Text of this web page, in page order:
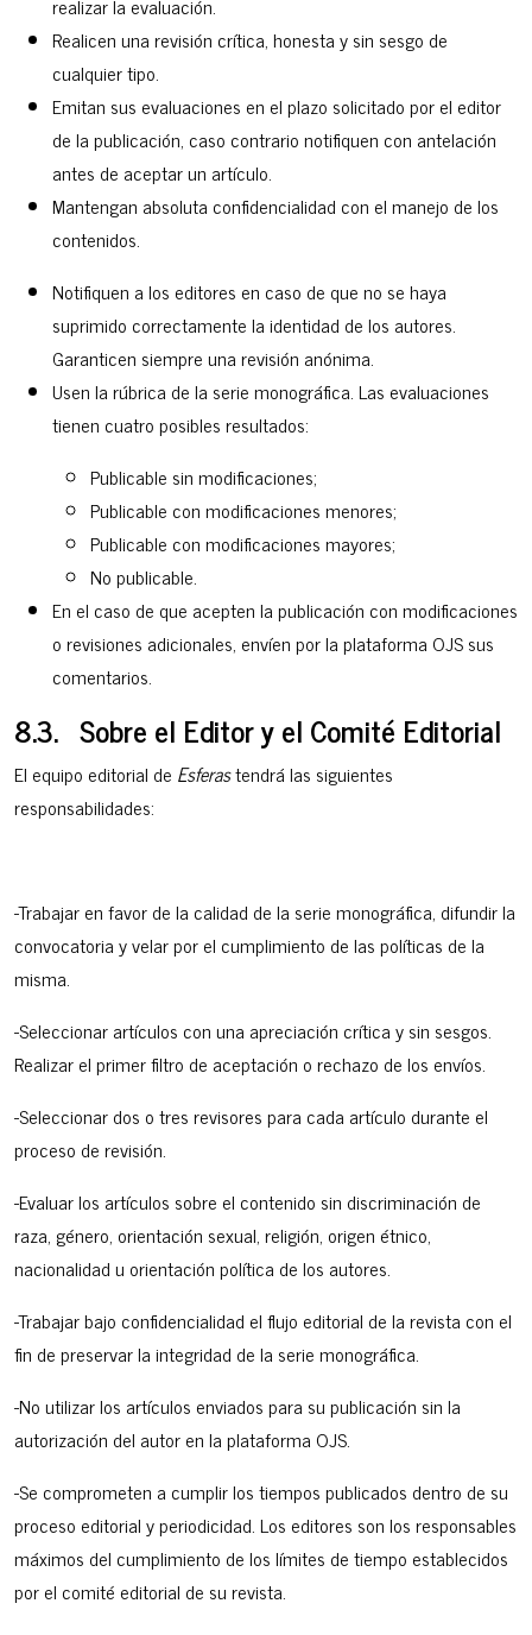
Realicen una revisión crítica, honesta y sin sesgo de
cualquier tipo.
Emitan sus evaluaciones en el plazo solicitado por el editor
de la publicación, caso contrario notifiquen con antelación
antes de aceptar un artículo.
Mantengan absoluta confidencialidad con el manejo de los
contenidos.
Notifiquen a los editores en caso de que no se haya
suprimido correctamente la identidad de los autores.
Garanticen siempre una revisión anónima.
Usen la rúbrica de la serie monográfica. Las evaluaciones
tienen cuatro posibles resultados:
Publicable sin modificaciones;
Publicable con modificaciones menores;
Publicable con modificaciones mayores;
No publicable.
En el caso de que acepten la publicación con modificaciones
o revisiones adicionales, envíen por la plataforma OJS sus
comentarios.
8.3. Sobre el Editor y el Comité Editorial
El equipo editorial de Esferastendrá las siguientes
responsabilidades:
-Trabajar en favor de la calidad de la serie monográfica, difundir la
convocatoria y velar por el cumplimiento de las políticas de la
misma.
-Seleccionar artículos con una apreciación crítica y sin sesgos.
Realizar el primer filtro de aceptación o rechazo de los envíos.
-Seleccionar dos o tres revisores para cada artículo durante el
proceso de revisión.
-Evaluar los artículos sobre el contenido sin discriminación de
raza, género, orientación sexual, religión, origen étnico,
nacionalidad u orientación política de los autores.
-Trabajar bajo confidencialidad el flujo editorial de la revista con el
fin de preservar la integridad de la serie monográfica.
-No utilizar los artículos enviados para su publicación sin la
autorización del autor en la plataforma OJS.
-Se comprometen a cumplir los tiempos publicados dentro de su
proceso editorial y periodicidad. Los editores son los responsables
máximos del cumplimiento de los límites de tiempo establecidos
por el comité editorial de su revista.